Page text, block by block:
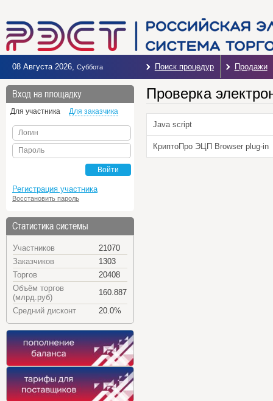
08 Августа 2026, Суббота Поиск процедур Продажи
Вход на площадку
Для участника Для заказчика
Логин
Пароль
Войти
Регистрация участника
Восстановить пароль
Статистика системы
Участников
21070
Заказчиков
1303
Торгов
20408
Объём торгов
(млрд.руб)
160.887
Средний дисконт
20.0%
Проверка
Java script
КриптоПро ЭЦП Browser plug-in